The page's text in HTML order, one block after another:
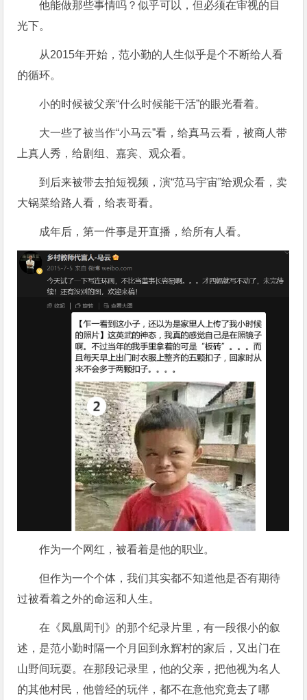
他能做那些事情吗？似乎可以，但必须在审视的目
光下。
从2015年开始，范小勤的人生似乎是个不断给人看
的循环。
小的时候被父亲“什么时候能干活”的眼光看着。
大一些了被当作“小马云”看，给真马云看，被商人带
上真人秀，给剧组、嘉宾、观众看。
到后来被带去拍短视频，演“范马宇宙”给观众看，卖
大锅菜给路人看，给表哥看。
成年后，第一件事是开直播，给所有人看。
作为一个网红，被看着是他的职业。
但作为一个个体，我们其实都不知道他是否有期待
过被看着之外的命运和人生。
在《凤凰周刊》的那个纪录片里，有一段很小的叙
述，是范小勤时隔一个月回到永辉村的家后，又出门在
山野间玩耍。在那段记录里，他的父亲，把他视为名人
的其他村民，他曾经的玩伴，都不在意他究竟去了哪